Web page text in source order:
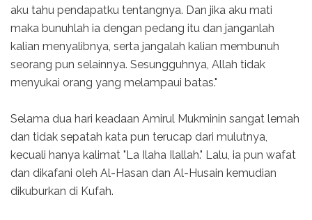
aku tahu pendapatku tentangnya. Dan jika aku mati
maka bunuhlah ia dengan pedang itu dan janganlah
kalian menyalibnya, serta jangalah kalian membunuh
seorang pun selainnya. Sesungguhnya, Allah tidak
menyukai orang yang melampaui batas."
Selama dua hari keadaan Amirul Mukminin sangat lemah
dan tidak sepatah kata pun terucap dari mulutnya,
kecuali hanya kalimat "La Ilaha Ilallah." Lalu, ia pun wafat
dan dikafani oleh Al-Hasan dan Al-Husain kemudian
dikuburkan di Kufah.